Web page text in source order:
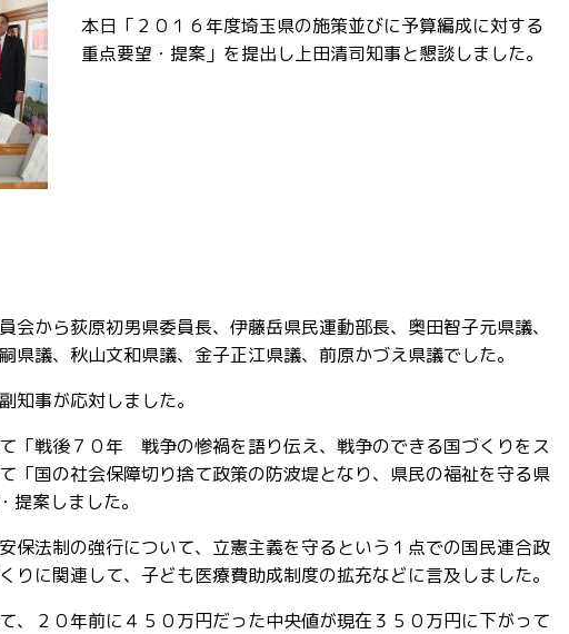
本日「２０１６年度埼玉県の施策並びに予算編成に対する
重点要望・提案」を提出し上田清司知事と懇談しました。
会から荻原初男県委員長、伊藤岳県民運動部長、奥田智子元県議、
県議、秋山文和県議、金子正江県議、前原かづえ県議でした。
知事が応対しました。
「戦後７０年 戦争の惨禍を語り伝え、戦争のできる国づくりをス
「国の社会保障切り捨て政策の防波堤となり、県民の福祉を守る県
案しました。
保法制の強行について、立憲主義を守るという１点での国民連合政
りに関連して、子ども医療費助成制度の拡充などに言及しました。
、２０年前に４５０万円だった中央値が現在３５０万円に下がって